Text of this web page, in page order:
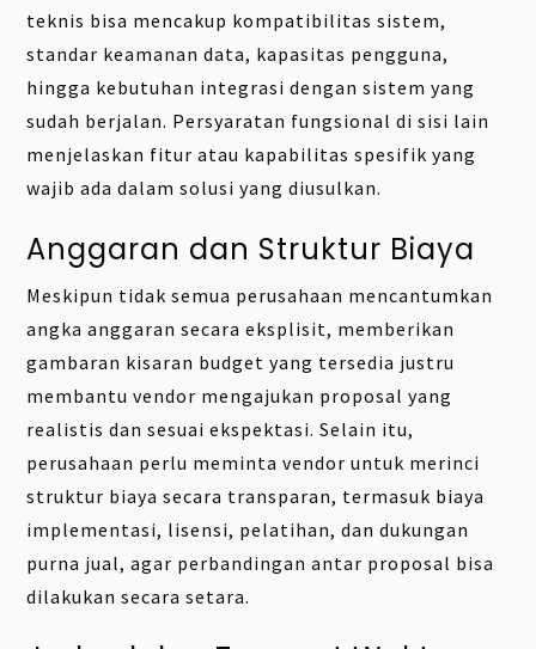
teknis bisa mencakup kompatibilitas sistem,
standar keamanan data, kapasitas pengguna,
hingga kebutuhan integrasi dengan sistem yang
sudah berjalan. Persyaratan fungsional di sisi lain
menjelaskan fitur atau kapabilitas spesifik yang
wajib ada dalam solusi yang diusulkan.
Anggaran dan Struktur Biaya
Meskipun tidak semua perusahaan mencantumkan
angka anggaran secara eksplisit, memberikan
gambaran kisaran budget yang tersedia justru
membantu vendor mengajukan proposal yang
realistis dan sesuai ekspektasi. Selain itu,
perusahaan perlu meminta vendor untuk merinci
struktur biaya secara transparan, termasuk biaya
implementasi, lisensi, pelatihan, dan dukungan
purna jual, agar perbandingan antar proposal bisa
dilakukan secara setara.